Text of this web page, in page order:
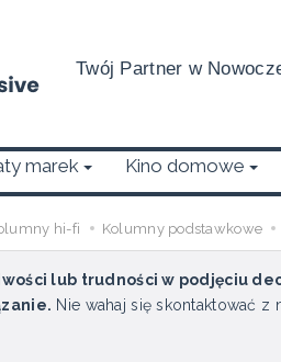
Twój Partner w
marek Kino domowe
hi-fi Kolumny podstawkowe
lub trudności w podjęciu
Nie wahaj się skontaktować